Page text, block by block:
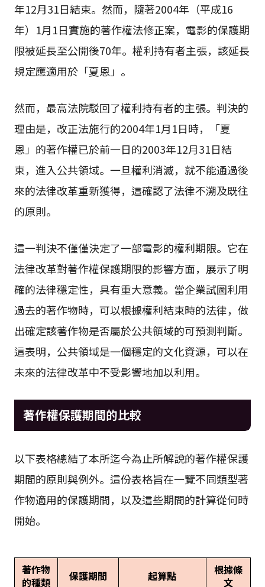
年12月31日結束。然而，隨著2004年（平成16
年）1月1日實施的著作權法修正案，電影的保護期
限被延長至公開後70年。權利持有者主張，該延長
規定應適用於「夏恩」。
然而，最高法院駁回了權利持有者的主張。判決的
理由是，改正法施行的2004年1月1日時，「夏
恩」的著作權已於前一日的2003年12月31日結
束，進入公共領域。一旦權利消滅，就不能通過後
來的法律改革重新獲得，這確認了法律不溯及既往
的原則。
這一判決不僅僅決定了一部電影的權利期限。它在
法律改革對著作權保護期限的影響方面，展示了明
確的法律穩定性，具有重大意義。當企業試圖利用
過去的著作物時，可以根據權利結束時的法律，做
出確定該著作物是否屬於公共領域的可預測判斷。
這表明，公共領域是一個穩定的文化資源，可以在
未來的法律改革中不受影響地加以利用。
著作權保護期間的比較
以下表格總結了本所迄今為止所解說的著作權保護
期間的原則與例外。這份表格旨在一覽不同類型著
作物適用的保護期間，以及這些期間的計算從何時
開始。
著作物
的種類
保護期間 起算點
根據條
文